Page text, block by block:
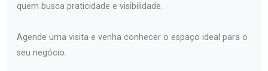
quem busca praticidade e visibilidade.
Agende uma visita e venha conhecer o espaço ideal para o
seu negócio.